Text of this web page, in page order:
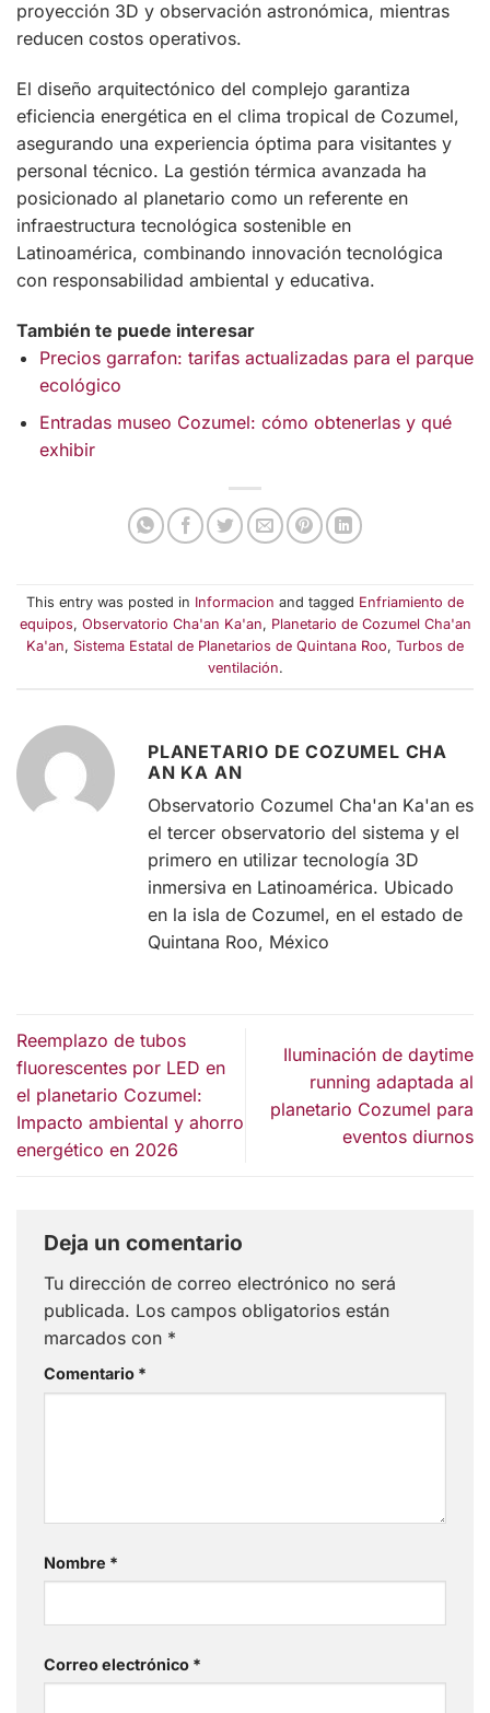
proyección 3D y observación astronómica, mientras
reducen costos operativos.
El diseño arquitectónico del complejo garantiza
eficiencia energética en el clima tropical de Cozumel,
asegurando una experiencia óptima para visitantes y
personal técnico. La gestión térmica avanzada ha
posicionado al planetario como un referente en
infraestructura tecnológica sostenible en
Latinoamérica, combinando innovación tecnológica
con responsabilidad ambiental y educativa.
También te puede interesar
Precios garrafon: tarifas actualizadas para el parque
ecológico
Entradas museo Cozumel: cómo obtenerlas y qué
exhibir
This entry was posted in Informacion and tagged Enfriamiento de
equipos, Observatorio Cha'an Ka'an, Planetario de Cozumel Cha'an
Ka'an, Sistema Estatal de Planetarios de Quintana Roo, Turbos de
ventilación.
PLANETARIO DE COZUMEL CHA
AN KA AN
Observatorio Cozumel Cha'an Ka'an es
el tercer observatorio del sistema y el
primero en utilizar tecnología 3D
inmersiva en Latinoamérica. Ubicado
en la isla de Cozumel, en el estado de
Quintana Roo, México
Reemplazo de tubos
fluorescentes por LED en
el planetario Cozumel:
Impacto ambiental y ahorro
energético en 2026
Iluminación de daytime
running adaptada al
planetario Cozumel para
eventos diurnos
Deja un comentario
Tu dirección de correo electrónico no será
publicada. Los campos obligatorios están
marcados con *
Comentario *
Nombre *
Correo electrónico *